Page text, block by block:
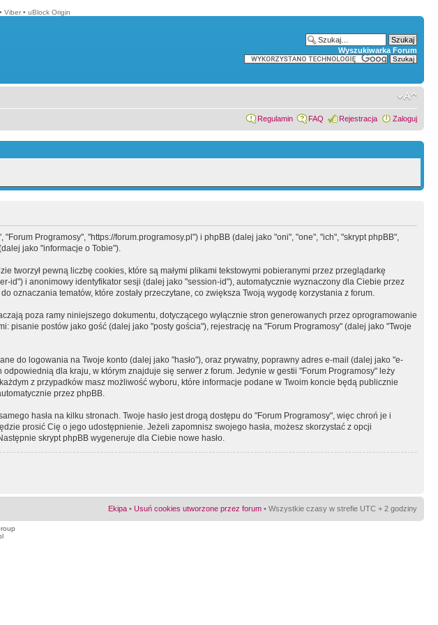
• Viber • uBlock Origin
Wyszukiwarka Forum
Regulamin FAQ Rejestracja Zaloguj
Programosy", "https://forum.programosy.pl") i phpBB (dalej jako "oni", "one", "ich", "skrypt phpBB",
jako "informacje o Tobie").
tworzył pewną liczbę cookies, które są małymi plikami tekstowymi pobieranymi przez przeglądarkę
i anonimowy identyfikator sesji (dalej jako "session-id"), automatycznie wyznaczony dla Ciebie przez
oznaczania tematów, które zostały przeczytane, co zwiększa Twoją wygodę korzystania z forum.
poza ramy niniejszego dokumentu, dotyczącego wyłącznie stron generowanych przez oprogramowanie
pisanie postów jako gość (dalej jako "posty gościa"), rejestrację na "Forum Programosy" (dalej jako "Twoje
do logowania na Twoje konto (dalej jako "hasło"), oraz prywatny, poprawny adres e-mail (dalej jako "e-
dla kraju, w którym znajduje się serwer z forum. Jedynie w gestii "Forum Programosy" leży
z przypadków masz możliwość wyboru, które informacje podane w Twoim koncie będą publicznie
przez phpBB.
hasła na kilku stronach. Twoje hasło jest drogą dostępu do "Forum Programosy", więc chroń je i
prosić Cię o jego udostępnienie. Jeżeli zapomnisz swojego hasła, możesz skorzystać z opcji
skrypt phpBB wygeneruje dla Ciebie nowe hasło.
Ekipa • Usuń cookies utworzone przez forum • Wszystkie czasy w strefie UTC + 2 godziny